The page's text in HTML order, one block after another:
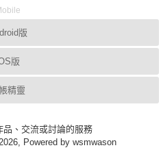
版
版
精靈
、交流或討論的服務
Powered by wsmwason